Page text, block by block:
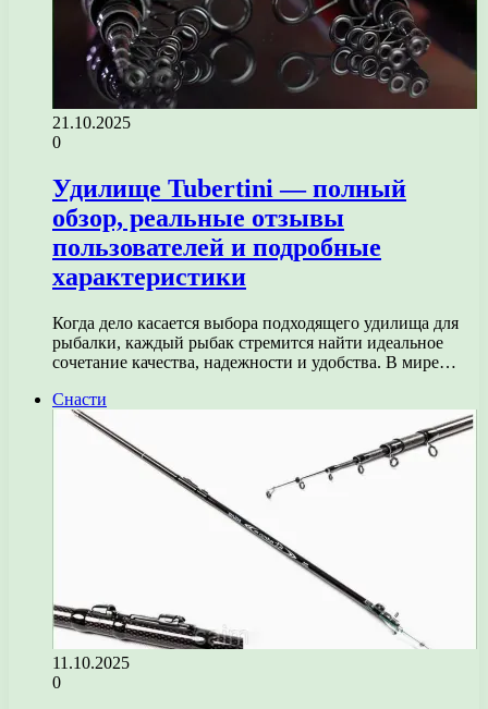
21.10.2025
0
Удилище Tubertini — полный
обзор, реальные отзывы
пользователей и подробные
характеристики
Когда дело касается выбора подходящего удилища для
рыбалки, каждый рыбак стремится найти идеальное
сочетание качества, надежности и удобства. В мире…
Снасти
11.10.2025
0